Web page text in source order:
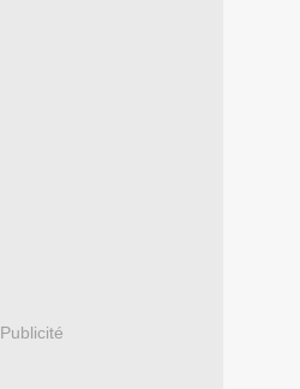
Publicité